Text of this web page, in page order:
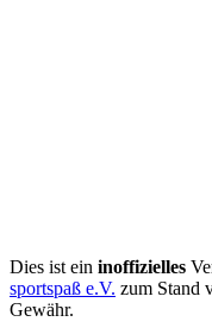
Dies ist ein inoffizielles
sportspaß e.V. zum Stand
Gewähr.